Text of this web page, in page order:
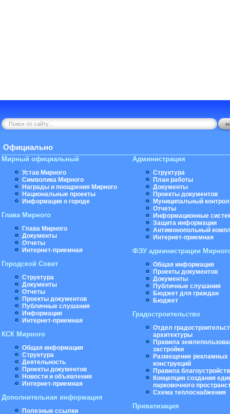
Официально
Мирный официальный
Устав Мирного
Символика Мирного
Награды и поощрения Мирного
Национальные проекты
Информация о городе
Глава Мирного
Глава Мирного
Документы
Отчеты
Интернет-приемная
Городской Совет
Структура
Документы
Отчеты
Проекты документов
Публичные слушания
Информация
Интернет-приемная
КСК Мирного
Общая информация
Структура
Деятельность
Проекты документов
Новости и объявления
Интернет-приемная
Дополнительная информация
Полезные ссылки
Администрация
Структура
План работы
Документы
Проекты документов
Муниципальный
Отчеты
Информационные
Защита информации
Антимонопольный
Интернет-приемная
ФЭУ администрации
Общая информация
Проекты документов
Документы
Публичные слушания
Бюджет для граждан
Бюджет
Градостроительство
Отдел
архитектуры
Правила
застройки
Размещение рекламных
конструкций
Правила
Концепция создания
парковочного
Схема теплоснабжения
Приватизация